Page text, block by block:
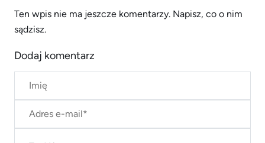
Ten wpis nie ma jeszcze komentarzy. Napisz, co o nim
sądzisz.
Dodaj komentarz